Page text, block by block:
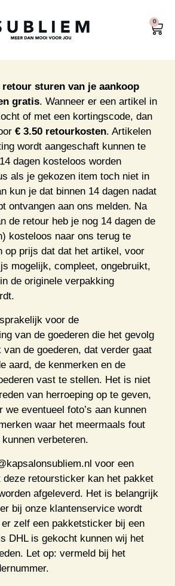
0
retour sturen van je aankoop
gratis. Wanneer er een artikel in
of met een kortingscode, dan
€ 3.50 retourkosten. Artikelen
wordt aangeschaft kunnen te
dagen kosteloos worden
als je gekozen item toch niet in
kun je dat binnen 14 dagen nadat
ontvangen aan ons melden. Na
de retour heb je nog 14 dagen de
kosteloos naar ons terug te
op prijs dat dat het artikel, voor
mogelijk, compleet, ongebruikt,
de originele verpakking
voor de
van de goederen die het gevolg
de goederen, dat verder gaat
aard, de kenmerken en de
vast te stellen. Het is niet
van herroeping op te geven,
we eventueel foto’s aan kunnen
waar het meermaals fout
verbeteren.
voor een
deze retoursticker kan het pakket
afgeleverd. Het is belangrijk
bij onze klantenservice wordt
zelf een pakketsticker bij een
DHL is gekocht kunnen wij het
Let op: vermeld bij het